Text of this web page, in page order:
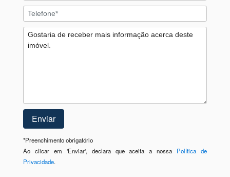
*Preenchimento obrigatório
Ao clicar em 'Enviar', declara que aceita a nossa Política de
Privacidade.